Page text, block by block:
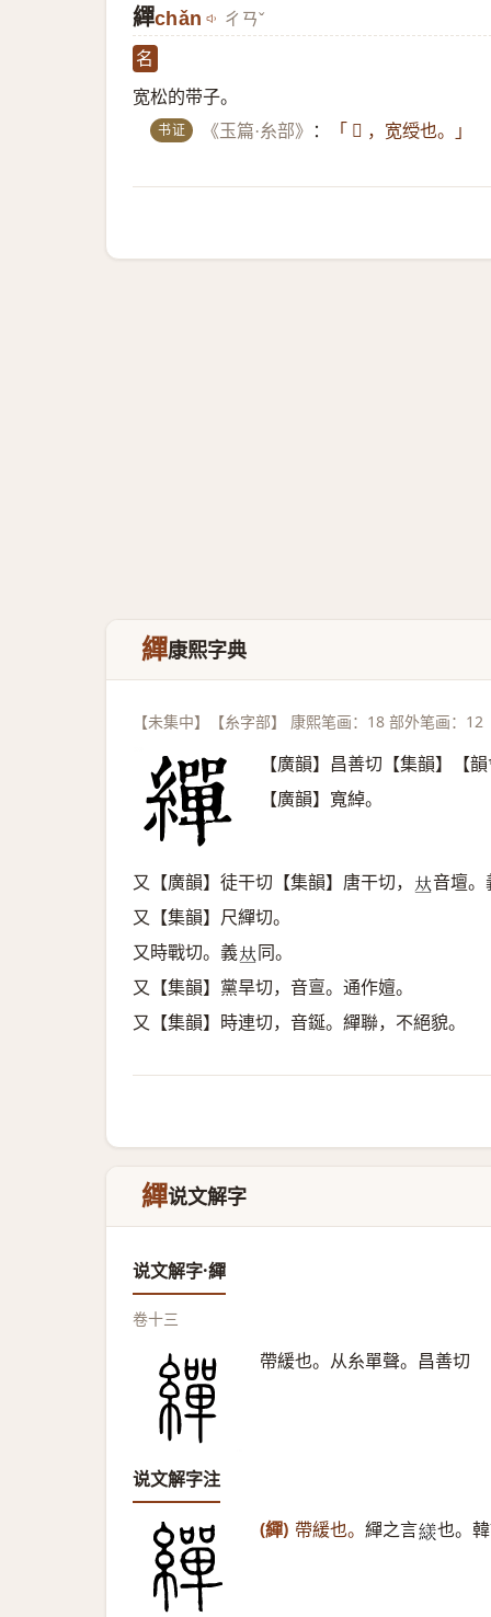
繟chǎn ㄔㄢˇ
名
宽松的带子。
书证 《玉篇·糸部》 ： 「 𦈎 ，宽绶也。」
繟康熙字典
【未集中】【糸字部】 康熙笔画：18 部外笔画：12
【廣韻】昌善切【集韻】【
【廣韻】寬綽。
又【廣韻】徒干切【集韻】唐干切， 𠀤音壇。
又【集韻】尺繟切。
又時戰切。義𠀤同。
又【集韻】黨旱切，音亶。通作嬗。
又【集韻】時連切，音鋋。繟聯，不絕貌。
繟说文解字
说文解字·繟
卷十三
帶緩也。从糸單聲。昌善切
说文解字注
(繟) 帶緩也。 繟之言𦅗 也。